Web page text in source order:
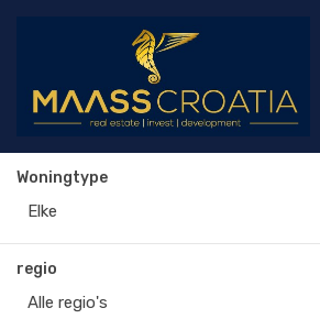
Woningtype
Elke
regio
Alle regio's